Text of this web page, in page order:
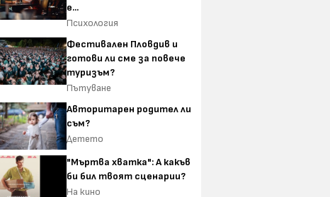
е...
Психология
Фестивален Пловдив и
готови ли сме за повече
туризъм?
Пътуване
Авторитарен родител ли
съм?
Детето
"Мъртва хватка": А какъв
би бил твоят сценарии?
На кино